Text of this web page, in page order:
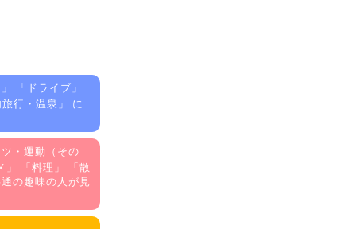
」 「 ドライブ 」
行・温泉 」 に
・運動（その
」 「料理 」 「散
の趣味の人が見